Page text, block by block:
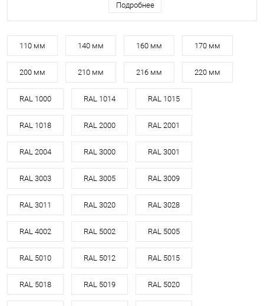
Подробнее
110 мм 140 мм 160 мм 170 мм
200 мм 210 мм 216 мм 220 мм
RAL 1000 RAL 1014 RAL 1015
RAL 1018 RAL 2000 RAL 2001
RAL 2004 RAL 3000 RAL 3001
RAL 3003 RAL 3005 RAL 3009
RAL 3011 RAL 3020 RAL 3028
RAL 4002 RAL 5002 RAL 5005
RAL 5010 RAL 5012 RAL 5015
RAL 5018 RAL 5019 RAL 5020